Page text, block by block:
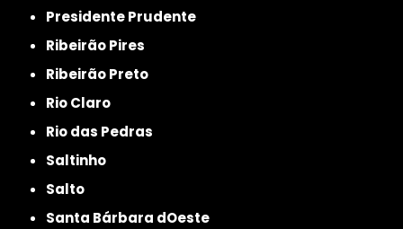
Presidente Prudente
Ribeirão Pires
Ribeirão Preto
Rio Claro
Rio das Pedras
Saltinho
Salto
Santa Bárbara dOeste